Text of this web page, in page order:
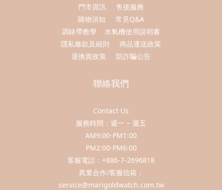
門市資訊
售後服務
購物須知
常見Q&A
調錶帶教學
水氧機使用說明書
隱私條款及細則
商品運送政策
退換貨政策
防詐騙公告
聯絡我們
Contact Us
服務時間：週一 ~ 週五
AM9:00-PM1:00
PM2:00-PM6:00
客服電話：+886-7-2696818
異業合作/客服信箱：
service@marigoldwatch.com.tw